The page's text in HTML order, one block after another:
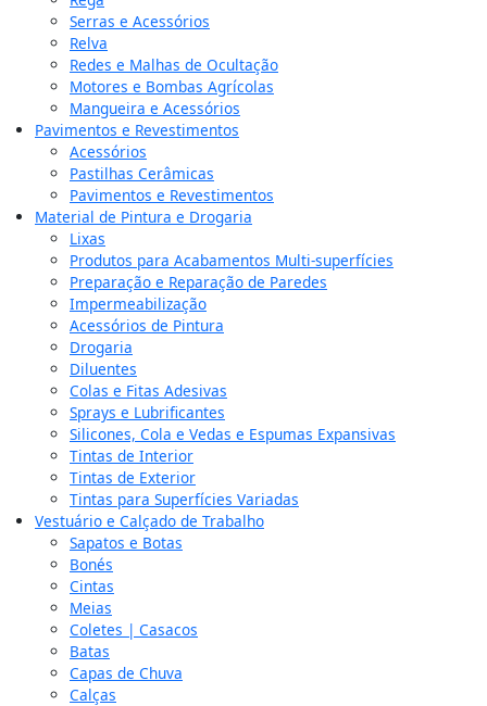
Serras e Acessórios
Relva
Redes e Malhas de Ocultação
Motores e Bombas Agrícolas
Mangueira e Acessórios
Pavimentos e Revestimentos
Acessórios
Pastilhas Cerâmicas
Pavimentos e Revestimentos
Material de Pintura e Drogaria
Lixas
Produtos para Acabamentos Multi-superfícies
Preparação e Reparação de Paredes
Impermeabilização
Acessórios de Pintura
Drogaria
Diluentes
Colas e Fitas Adesivas
Sprays e Lubrificantes
Silicones, Cola e Vedas e Espumas Expansivas
Tintas de Interior
Tintas de Exterior
Tintas para Superfícies Variadas
Vestuário e Calçado de Trabalho
Sapatos e Botas
Bonés
Cintas
Meias
Coletes | Casacos
Batas
Capas de Chuva
Calças